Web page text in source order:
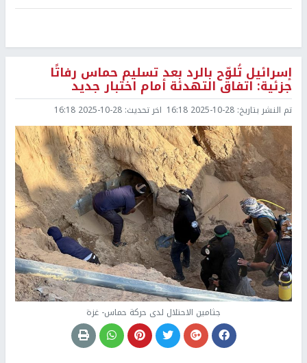
إسرائيل تُلوّح بالرد بعد تسليم حماس رفاتًا
جزئية: اتفاق التهدئة أمام اختبار جديد
تم النشر بتاريخ: 2025-10-28 16:18 اخر تحديث: 2025-10-28 16:18
جثامين الاحتلال لدى حركة حماس- غزة